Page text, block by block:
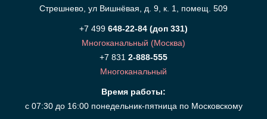
Стрешнево, ул Вишнёвая, д. 9, к. 1, помещ. 509
+7 499 648-22-84 (доп 331)
Многоканальный (Москва)
+7 831 2-888-555
Многоканальный
Время работы:
с 07:30 до 16:00 понедельник-пятница по Московскому